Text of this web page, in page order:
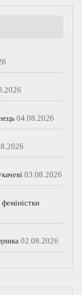
04.08.2026
03.08.2026
02.08.2026